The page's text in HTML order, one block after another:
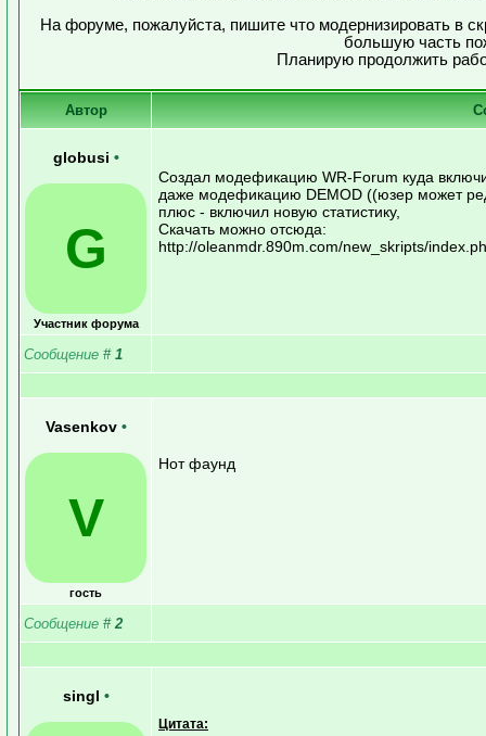
На форуме, пожалуйста, пишите что модернизировать в
большую часть
Планирую продолжить
Автор
globusi •
G
Участник форума
Создал модефикацию WR-Forum куда
даже модефикацию DEMOD ((юзер может
плюс - включил новую статистику,
Скачать можно отсюда:
http://oleanmdr.890m.com/new_skripts/
Сообщение # 1
Vasenkov •
V
гость
Нот фаунд
Сообщение # 2
singl •
Цитата: